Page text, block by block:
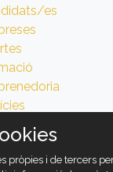
es
pròpies i de tercers